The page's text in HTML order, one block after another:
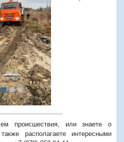
происшествия, или знаете о
располагаете интересными